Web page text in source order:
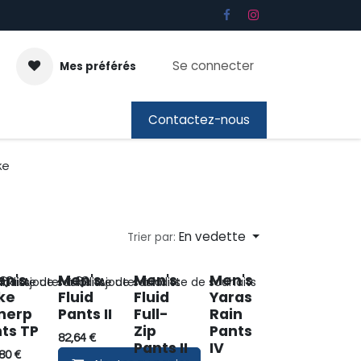
Mes préférés Se connecter
Contactez-nous
Trier par: En vedette
TP
€
Men's
Fluid
Pants II
82,64 €
liste de souhaits
Men's
Fluid
Full-
Zip
Pants II
Ajouter à la liste de souhaits
Men's
Yaras
Rain
Pants
IV
Ajouter à la liste de souhaits